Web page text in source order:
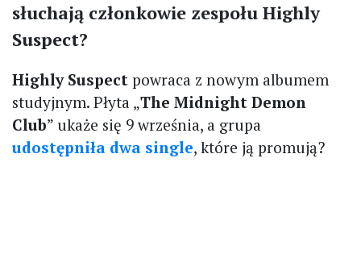
słuchają członkowie zespołu Highly
Suspect?
Highly Suspect powraca z nowym albumem
studyjnym. Płyta „The Midnight Demon
Club” ukaże się 9 września, a grupa
udostępniła dwa single, które ją promują?